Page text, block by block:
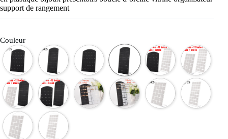
support de rangement
Couleur